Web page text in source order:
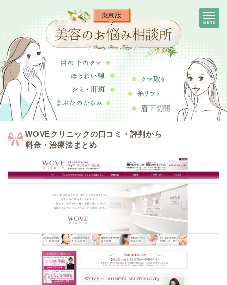
WOVEクリニックの口コミ・評判から
料金・治療法まとめ